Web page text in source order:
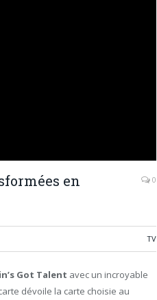
en
0
TV
Got Talent avec un incroyable
dévoile la carte choisie au